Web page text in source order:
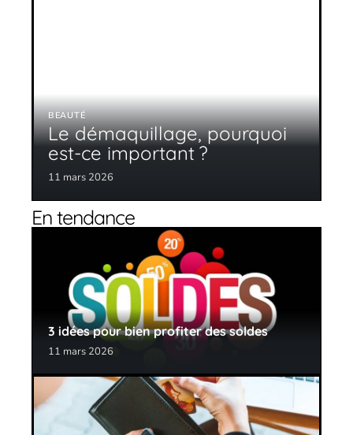
BEAUTÉ
Le démaquillage, pourquoi
est-ce important ?
11 mars 2026
En tendance
3 idées pour bien profiter des soldes
11 mars 2026